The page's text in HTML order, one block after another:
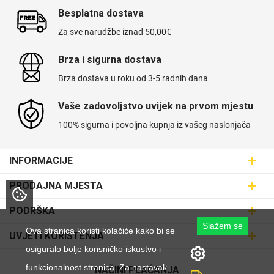
Besplatna dostava
Za sve narudžbe iznad 50,00€
Brza i sigurna dostava
Brza dostava u roku od 3-5 radnih dana
Vaše zadovoljstvo uvijek na prvom mjestu
100% sigurna i povoljna kupnja iz vašeg naslonjača
INFORMACIJE
SVIJET MASKICA d.o.o.
Aleja javora 13, 10000 Zagreb
095 5555 345
prodaja@maskice.hr
PRODAJNA MJESTA
Poslovnica Trešnjevka
Poslovnica Kvatrić
Poslovnica Velika Gorica
PODRŠKA
Dostava
O nama
Karijera u maskice.hr
UVJETI KORIŠTENJA
Klub vjernosti
NAČINI PLAĆANJA
Ova stranica koristi kolačiće kako bi se
osiguralo bolje korisničko iskustvo i
funkcionalnost stranica. Za nastavak
Slažem se
Sleng Feel Good
Životinjsko carstvo
Univerzalne futrole i
maskice
Preklopne maskice